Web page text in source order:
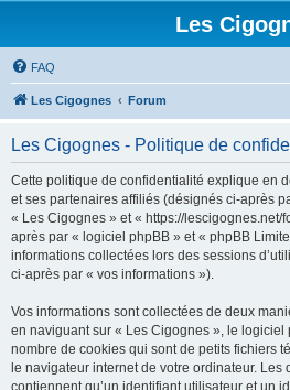
Les
FAQ
Les Cigognes Forum
Les Cigognes - Politique de
Cette politique de confidentialité explique en
et ses partenaires affiliés (désignés ci-après
« Les Cigognes » et « https://lescigognes.net/
après par « logiciel phpBB » et « phpBB
informations collectées lors des sessions
ci-après par « vos informations »).
Vos informations sont collectées de deux
en naviguant sur « Les Cigognes », le logiciel
nombre de cookies qui sont de petits fichiers
le navigateur internet de votre ordinateur. Les
contiennent qu’un identifiant utilisateur et un